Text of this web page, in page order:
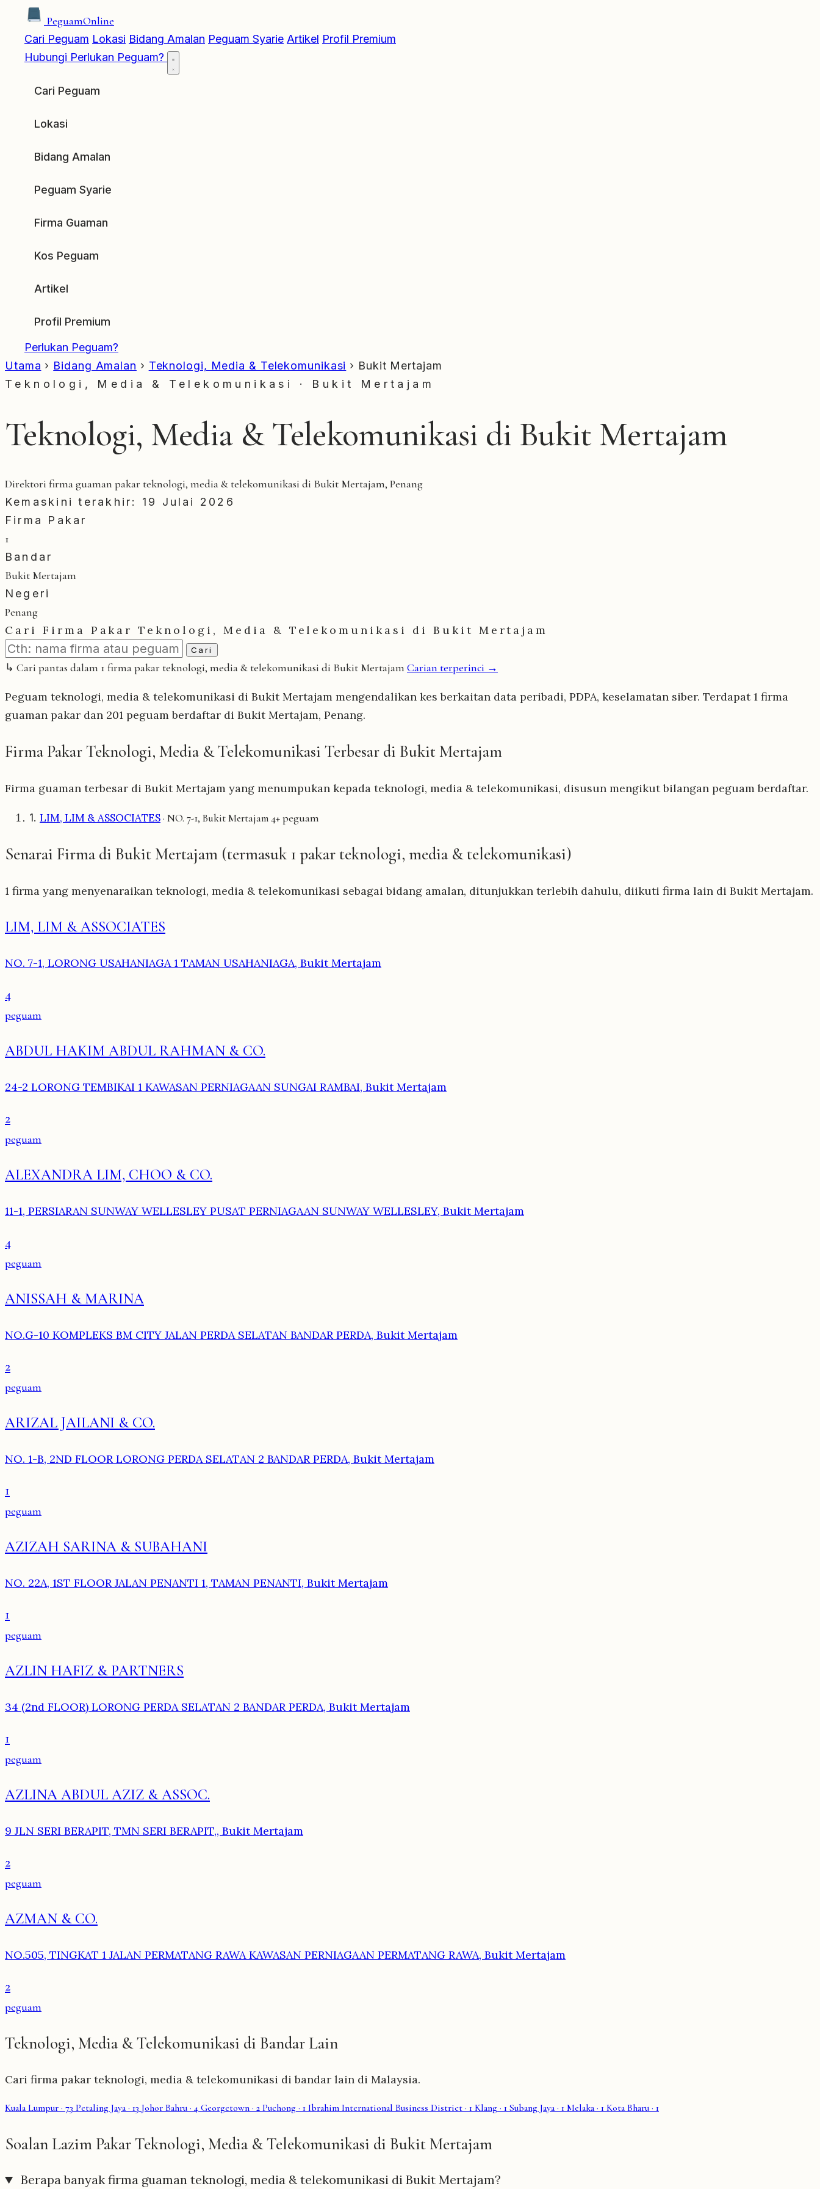
PeguamOnline
Cari Peguam Lokasi Bidang Amalan Peguam Syarie Artikel Profil Premium
Hubungi Perlukan Peguam?
Cari Peguam
Lokasi
Bidang Amalan
Peguam Syarie
Firma Guaman
Kos Peguam
Artikel
Profil Premium
Perlukan Peguam?
Utama › Bidang Amalan › Teknologi, Media & Telekomunikasi › Bukit Mertajam
Teknologi, Media & Telekomunikasi · Bukit Mertajam
Teknologi, Media & Telekomunikasi di Bukit Mertajam
Direktori firma guaman pakar teknologi, media & telekomunikasi di Bukit Mertajam, Penang
Kemaskini terakhir: 19 Julai 2026
Firma Pakar
1
Bandar
Bukit Mertajam
Negeri
Penang
Cari Firma Pakar Teknologi, Media & Telekomunikasi di Bukit Mertajam
Cari
↳ Cari pantas dalam 1 firma pakar teknologi, media & telekomunikasi di Bukit Mertajam Carian terperinci →
Peguam teknologi, media & telekomunikasi di Bukit Mertajam mengendalikan kes berkaitan data peribadi, PDPA, keselamatan siber. Terdapat 1 firma
guaman pakar dan 201 peguam berdaftar di Bukit Mertajam, Penang.
Firma Pakar Teknologi, Media & Telekomunikasi Terbesar di Bukit Mertajam
Firma guaman terbesar di Bukit Mertajam yang menumpukan kepada teknologi, media & telekomunikasi, disusun mengikut bilangan peguam berdaftar.
1. LIM, LIM & ASSOCIATES· NO. 7-1, Bukit Mertajam4+ peguam
Senarai Firma di Bukit Mertajam (termasuk 1 pakar teknologi, media & telekomunikasi)
1 firma yang menyenaraikan teknologi, media & telekomunikasi sebagai bidang amalan, ditunjukkan terlebih dahulu, diikuti firma lain di Bukit Mertajam.
LIM, LIM & ASSOCIATES
NO. 7-1, LORONG USAHANIAGA 1 TAMAN USAHANIAGA, Bukit Mertajam
4
peguam
ABDUL HAKIM ABDUL RAHMAN & CO.
24-2 LORONG TEMBIKAI 1 KAWASAN PERNIAGAAN SUNGAI RAMBAI, Bukit Mertajam
2
peguam
ALEXANDRA LIM, CHOO & CO.
11-1, PERSIARAN SUNWAY WELLESLEY PUSAT PERNIAGAAN SUNWAY WELLESLEY, Bukit Mertajam
4
peguam
ANISSAH & MARINA
NO.G-10 KOMPLEKS BM CITY JALAN PERDA SELATAN BANDAR PERDA, Bukit Mertajam
2
peguam
ARIZAL JAILANI & CO.
NO. 1-B, 2ND FLOOR LORONG PERDA SELATAN 2 BANDAR PERDA, Bukit Mertajam
1
peguam
AZIZAH SARINA & SUBAHANI
NO. 22A, 1ST FLOOR JALAN PENANTI 1, TAMAN PENANTI, Bukit Mertajam
1
peguam
AZLIN HAFIZ & PARTNERS
34 (2nd FLOOR) LORONG PERDA SELATAN 2 BANDAR PERDA, Bukit Mertajam
1
peguam
AZLINA ABDUL AZIZ & ASSOC.
9 JLN SERI BERAPIT, TMN SERI BERAPIT,, Bukit Mertajam
2
peguam
AZMAN & CO.
NO.505, TINGKAT 1 JALAN PERMATANG RAWA KAWASAN PERNIAGAAN PERMATANG RAWA, Bukit Mertajam
2
peguam
Teknologi, Media & Telekomunikasi di Bandar Lain
Cari firma pakar teknologi, media & telekomunikasi di bandar lain di Malaysia.
Kuala Lumpur · 73 Petaling Jaya· 13 Johor Bahru · 4 Georgetown · 2 Puchong · 1 Ibrahim International Business District · 1 Klang · 1 Subang Jaya· 1 Melaka· 1 Kota Bharu · 1
Soalan Lazim Pakar Teknologi, Media & Telekomunikasi di Bukit Mertajam
Berapa banyak firma guaman teknologi, media & telekomunikasi di Bukit Mertajam?